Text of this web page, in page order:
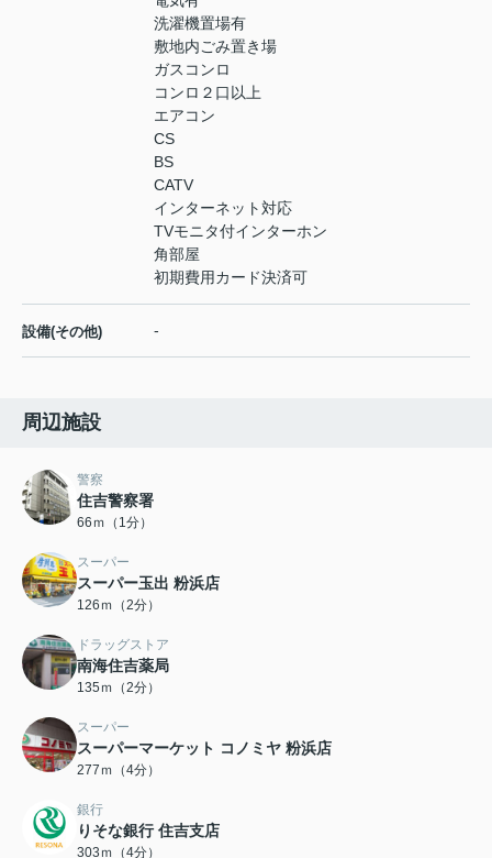
洗濯機置場有
敷地内ごみ置き場
ガスコンロ
コンロ２口以上
エアコン
CS
BS
CATV
インターネット対応
TVモニタ付インターホン
角部屋
初期費用カード決済可
設備(その他) -
周辺施設
警察
住吉警察署
66ｍ（1分）
スーパー
スーパー玉出 粉浜店
126ｍ（2分）
ドラッグストア
南海住吉薬局
135ｍ（2分）
スーパー
スーパーマーケット コノミヤ 粉浜店
277ｍ（4分）
銀行
りそな銀行 住吉支店
303ｍ（4分）